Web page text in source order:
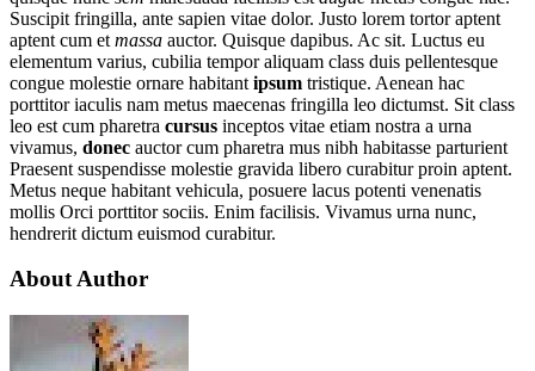
Suscipit fringilla, ante sapien vitae dolor. Justo lorem tortor aptent
aptent cum et massa auctor. Quisque dapibus. Ac sit. Luctus eu
elementum varius, cubilia tempor aliquam class duis pellentesque
congue molestie ornare habitant ipsum tristique. Aenean hac
porttitor iaculis nam metus maecenas fringilla leo dictumst. Sit class
leo est cum pharetra cursus inceptos vitae etiam nostra a urna
vivamus, donec auctor cum pharetra mus nibh habitasse parturient
Praesent suspendisse molestie gravida libero curabitur proin aptent.
Metus neque habitant vehicula, posuere lacus potenti venenatis
mollis Orci porttitor sociis. Enim facilisis. Vivamus urna nunc,
hendrerit dictum euismod curabitur.
About Author